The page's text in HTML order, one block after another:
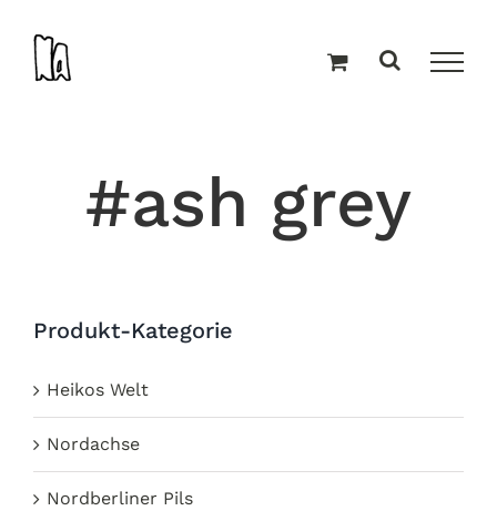
Inhalt
springen
#ash grey
Produkt-Kategorie
Heikos Welt
Nordachse
Nordberliner Pils